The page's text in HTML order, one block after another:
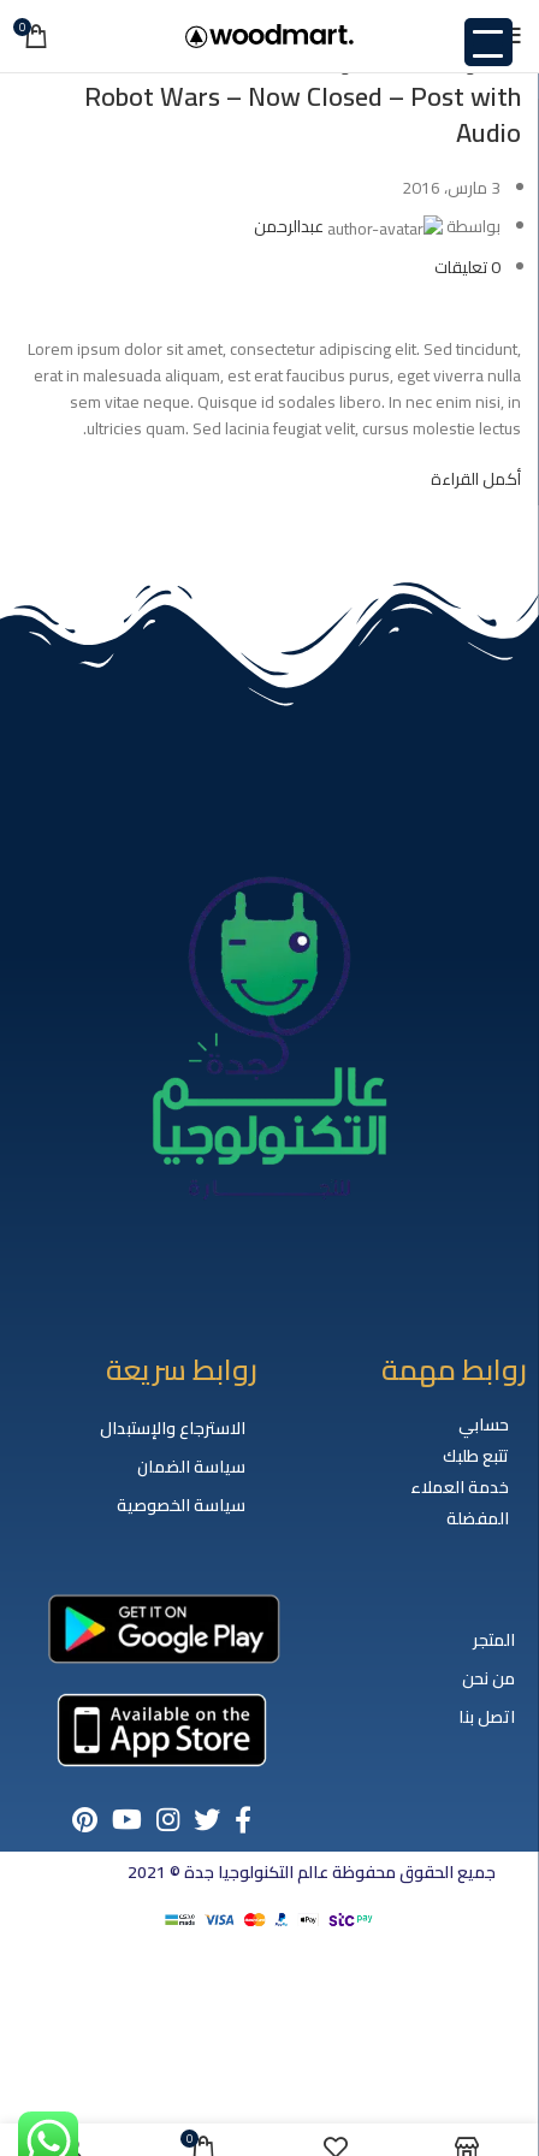
0 03مارس
Design,News,Uncategorized
Robot Wars – Now Closed – Post with
Audio
3 مارس، 2016
بواسطة
عبدالرحمن
0تعليقات
Lorem ipsum dolor sit amet, consectetur adipiscing elit. Sed tincidunt,
erat in malesuada aliquam, est erat faucibus purus, eget viverra nulla
sem vitae neque. Quisque id sodales libero. In nec enim nisi, in
ultricies quam. Sed lacinia feugiat velit, cursus molestie lectus.
أكمل القراءة
روابط مهمة
حسابي
تتبع طلبك
خدمة العملاء
المفضلة
روابط سريعة
الاسترجاع والإستبدال
سياسة الضمان
سياسة الخصوصية
المتجر
من نحن
اتصل بنا
جميع الحقوق محفوظة عالم التكنولوجيا جدة © 2021
0